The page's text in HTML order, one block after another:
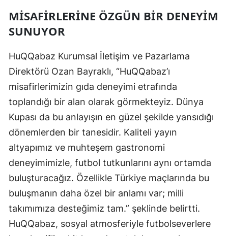
MISAFIRLERINE ÖZGÜN BIR DENEYIM
SUNUYOR
HuQQabaz Kurumsal İletişim ve Pazarlama
Direktörü Ozan Bayraklı, “HuQQabaz’ı
misafirlerimizin gıda deneyimi etrafında
toplandığı bir alan olarak görmekteyiz. Dünya
Kupası da bu anlayışın en güzel şekilde yansıdığı
dönemlerden bir tanesidir. Kaliteli yayın
altyapımız ve muhteşem gastronomi
deneyimimizle, futbol tutkunlarını aynı ortamda
buluşturacağız. Özellikle Türkiye maçlarında bu
buluşmanın daha özel bir anlamı var; milli
takımımıza desteğimiz tam.” şeklinde belirtti.
HuQQabaz, sosyal atmosferiyle futbolseverlere